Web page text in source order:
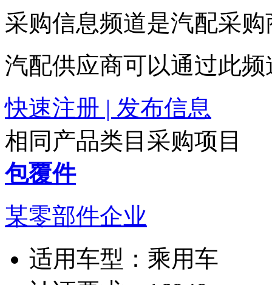
采购信息频道是汽配采
汽配供应商可以通过此
快速注册 | 发布信息
相同产品类目采购项目
包覆件
某零部件企业
适用车型： 乘用车